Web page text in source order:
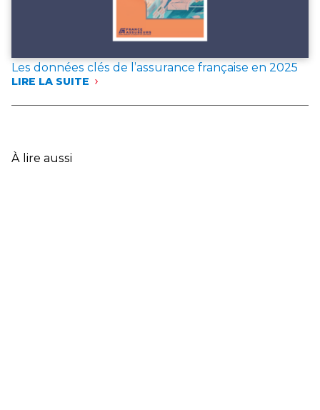
Les données clés de l’assurance française en 2025
LIRE LA SUITE
:
L’ASSURANCE
FRANÇAISE
À lire aussi